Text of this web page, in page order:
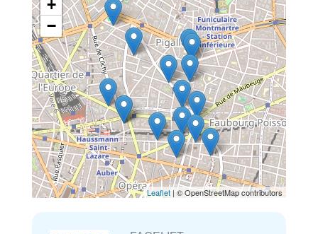
+
−
Leaflet | © OpenStreetMap contributors